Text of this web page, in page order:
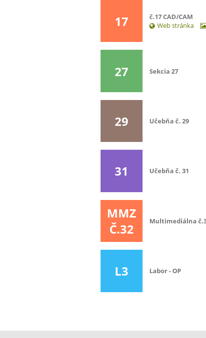
17
č.17 CAD/CAM
Web stránka
27 Sekcia 27
29 Učebňa č. 29
31 Učebňa č. 31
MMZ
Č.32
Multimediálna
L3 Labor - OP